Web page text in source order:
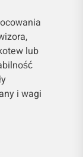
lub
i wagi